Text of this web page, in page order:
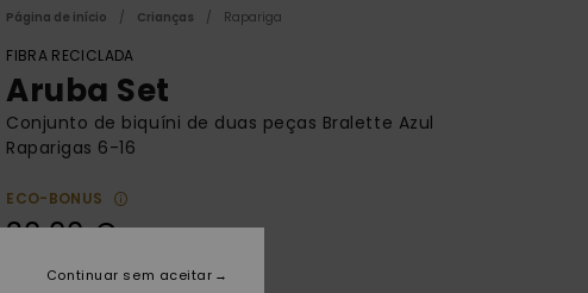
Página de início Crianças Rapariga
FIBRA RECICLADA
Aruba Set
Conjunto de biquíni de duas peças Bralette Azul
Raparigas 6-16
ECO-BONUS
30,00 €
Continuar sem aceitar